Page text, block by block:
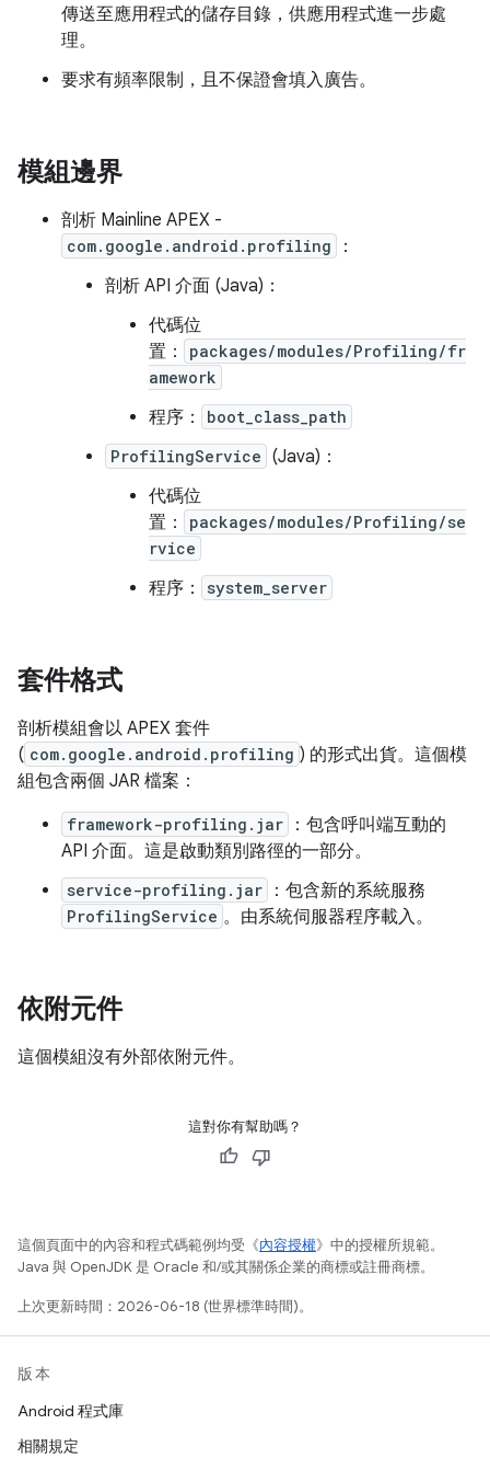
傳送至應用程式的儲存目錄，供應用程式進一步處
理。
要求有頻率限制，且不保證會填入廣告。
模組邊界
剖析 Mainline APEX -
com.google.android.profiling
：
剖析 API 介面 (Java)：
代碼位
置：
packages/modules/Profiling/fr
amework
程序：
boot_class_path
ProfilingService (Java)：
代碼位
置：
packages/modules/Profiling/se
rvice
程序： system_server
套件格式
剖析模組會以 APEX 套件
( com.google.android.profiling ) 的形式出貨。這個模
組包含兩個 JAR 檔案：
framework-profiling.jar
：包含呼叫端互動的
API 介面。這是啟動類別路徑的一部分。
service-profiling.jar ：包含新的系統服務
ProfilingService 。由系統伺服器程序載入。
依附元件
這個模組沒有外部依附元件。
這對你有幫助嗎？
這個頁面中的內容和程式碼範例均受《內容授權》中的授權所規範。
Java 與 OpenJDK 是 Oracle 和/或其關係企業的商標或註冊商標。
上次更新時間：2026-06-18 (世界標準時間)。
版本
Android 程式庫
相關規定